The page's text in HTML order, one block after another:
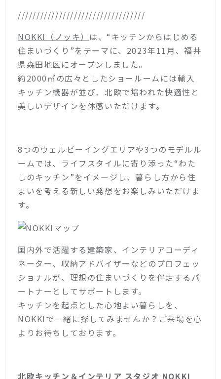
//////////////////////////////////
NOKKI（ノッキ） は、“キッチンからはじめる
住まいづくり”をテーマに、2023年11月、福井
県森田地区にオープンしました。
約2000㎡の広々としたショールームには輸入
キッチン機器が並び、北欧で培われた快適性と
美しいデザインを体感いただけます。
8つのウェルビーイングエリアや3つのモデルル
ームでは、ライフスタイルに寄り添った“わた
しのキッチン”をイメージし、暮らし方から住
まいを考える新しい発想をお楽しみいただけま
す。
国内外で活躍する建築家、インテリアコーディ
ネーター、収納アドバイザーなどのプロフェッ
ショナルが、理想の住まいづくりを伴走するパ
ートナーとしてサポートします。
キッチンを起点とした心地よい暮らしを、
NOKKIで一緒に探してみませんか？ご来場を心
よりお待ちしております。
北欧キッチン＆インテリア スタジオ NOKKI